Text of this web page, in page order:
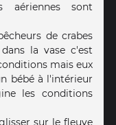
aériennes sont
de crabes
la vase c'est
mais eux
bébé à l'intérieur
les conditions
sur le fleuve